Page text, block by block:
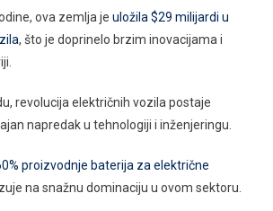
ova zemlja je uložila $29 milijardi u
, što je doprinelo brzim inovacijama i
revolucija električnih vozila postaje
napredak u tehnologiji i inženjeringu.
proizvodnje baterija za električne
na snažnu dominaciju u ovom sektoru.